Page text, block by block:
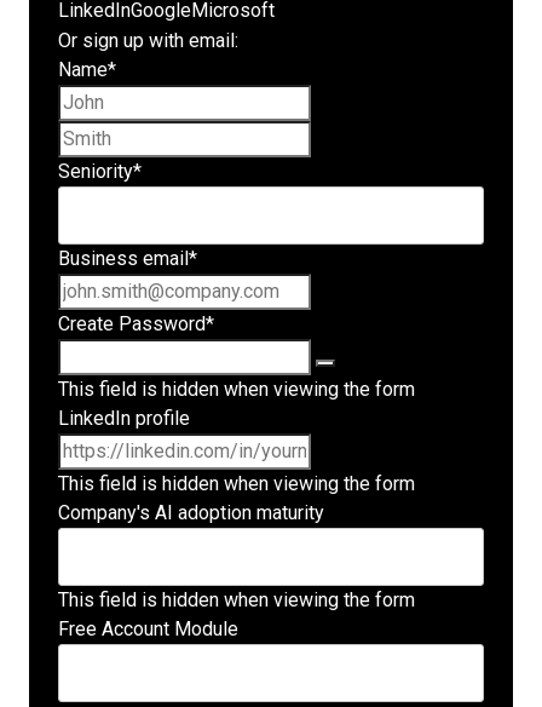
LinkedInGoogleMicrosoft
Or sign up with email:
Name*
Seniority*
Business email *
Create Password*
This field is hidden when viewing the form
LinkedIn profile
This field is hidden when viewing the form
Company's AI adoption maturity
This field is hidden when viewing the form
Free Account Module